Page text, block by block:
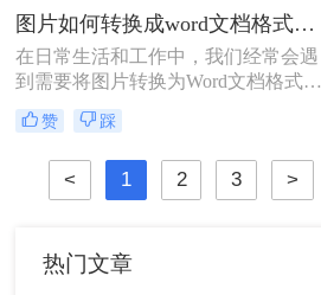
还是有很多快速且好用的方法的，今
天就来教大家电脑上如何把照片转换
成word文档。
图片如何转换成word文档格式？分享三个转换方法！
在日常生活和工作中，我们经常会遇
到需要将图片转换为Word文档格式的
情况。这种需求可能来自于需要将图
片中的文字提取出来进行编辑，或者
是将图片中的表格转换为可编辑的表
格格式。那么图片如何转换成word文
档格式呢？下面，我们将介绍几种常
Word文档的转换。
赞 踩
< 1 2 3 >
热门文章